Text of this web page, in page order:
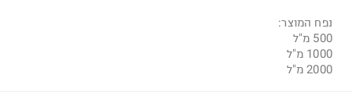
נפח המוצר:
500 מ"ל
1000 מ"ל
2000 מ"ל